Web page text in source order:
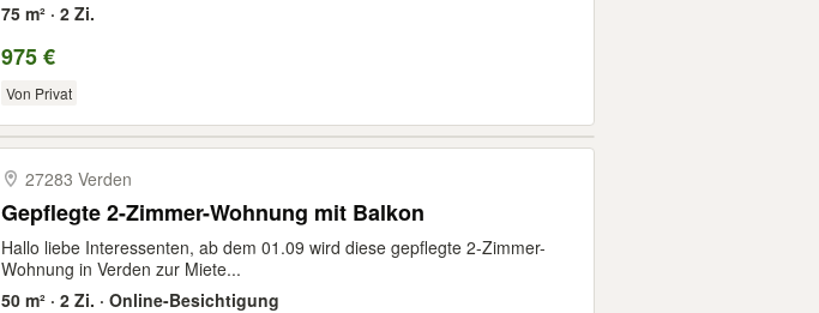
75 m² · 2 Zi.
975 €
Von Privat
27283 Verden
Gepflegte 2-Zimmer-Wohnung mit Balkon
Hallo liebe Interessenten, ab dem 01.09 wird diese gepflegte 2-Zimmer-
Wohnung in Verden zur Miete...
50 m² · 2 Zi. · Online-Besichtigung